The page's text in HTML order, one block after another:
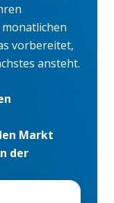
vorbereitet,
ansteht.
Markt
der